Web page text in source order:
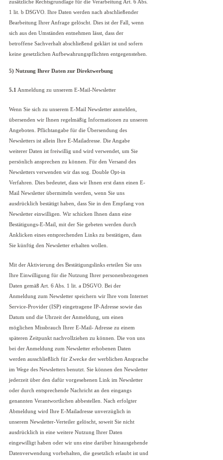
zusätzliche Rechtsgrundlage für die Verarbeitung Art. 6 Abs.
1 lit. b DSGVO. Ihre Daten werden nach abschließender
Bearbeitung Ihrer Anfrage gelöscht. Dies ist der Fall, wenn
sich aus den Umständen entnehmen lässt, dass der
betroffene Sachverhalt abschließend geklärt ist und sofern
keine gesetzlichen Aufbewahrungspflichten entgegenstehen.
5) Nutzung Ihrer Daten zur Direktwerbung
5.1 Anmeldung zu unserem E-Mail-Newsletter
Wenn Sie sich zu unserem E-Mail Newsletter anmelden,
übersenden wir Ihnen regelmäßig Informationen zu unseren
Angeboten. Pflichtangabe für die Übersendung des
Newsletters ist allein Ihre E-Mailadresse. Die Angabe
weiterer Daten ist freiwillig und wird verwendet, um Sie
persönlich ansprechen zu können. Für den Versand des
Newsletters verwenden wir das sog. Double Opt-in
Verfahren. Dies bedeutet, dass wir Ihnen erst dann einen E-
Mail Newsletter übermitteln werden, wenn Sie uns
ausdrücklich bestätigt haben, dass Sie in den Empfang von
Newsletter einwilligen. Wir schicken Ihnen dann eine
Bestätigungs-E-Mail, mit der Sie gebeten werden durch
Anklicken eines entsprechenden Links zu bestätigen, dass
Sie künftig den Newsletter erhalten wollen.
Mit der Aktivierung des Bestätigungslinks erteilen Sie uns
Ihre Einwilligung für die Nutzung Ihrer personenbezogenen
Daten gemäß Art. 6 Abs. 1 lit. a DSGVO. Bei der
Anmeldung zum Newsletter speichern wir Ihre vom Internet
Service-Provider (ISP) eingetragene IP-Adresse sowie das
Datum und die Uhrzeit der Anmeldung, um einen
möglichen Missbrauch Ihrer E-Mail- Adresse zu einem
späteren Zeitpunkt nachvollziehen zu können. Die von uns
bei der Anmeldung zum Newsletter erhobenen Daten
werden ausschließlich für Zwecke der werblichen Ansprache
im Wege des Newsletters benutzt. Sie können den Newsletter
jederzeit über den dafür vorgesehenen Link im Newsletter
oder durch entsprechende Nachricht an den eingangs
genannten Verantwortlichen abbestellen. Nach erfolgter
Abmeldung wird Ihre E-Mailadresse unverzüglich in
unserem Newsletter-Verteiler gelöscht, soweit Sie nicht
ausdrücklich in eine weitere Nutzung Ihrer Daten
eingewilligt haben oder wir uns eine darüber hinausgehende
Datenverwendung vorbehalten, die gesetzlich erlaubt ist und